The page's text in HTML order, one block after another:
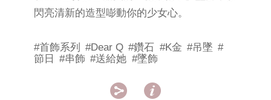
閃亮清新的造型嘭動你的少女心。
#首飾系列 #Dear Q #鑽石 #K金 #吊墜 #
節日
#串飾 #送給她 #墜飾
 